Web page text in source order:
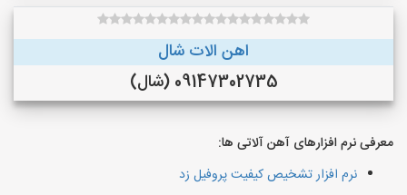
اهن الات شال
09147302735 (شال)
معرفی نرم افزارهای آهن آلاتی ها:
نرم افزار تشخیص کیفیت پروفیل زد